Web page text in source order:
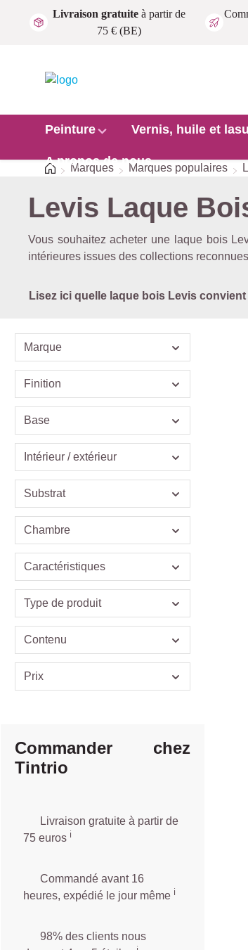
Passer au contenu principal
Livraison gratuite à partir de
75 € (BE)
Peinture Vernis, huile et
A propos de nous
Accueil
Marques Marques populaires
Levis Laque
Vous souhaitez acheter une laque bois
intérieures issues des collections
Lisez ici quelle laque bois Levis
Marque
Finition
Base
Intérieur / extérieur
Substrat
Chambre
Caractéristiques
Type de produit
Contenu
Prix
Commander chez
Tintrio
Livraison gratuite à partir de
75 euros ℹ️️
Commandé avant 16
heures, expédié le jour même ℹ️
98% des clients nous